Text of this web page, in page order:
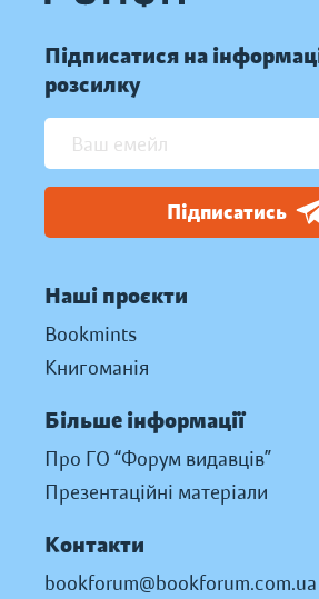
Підписатися на
розсилку
Підписатись
Наші проєкти
Bookmints
Книгоманія
Більше інформації
Про ГО “Форум видавців”
Презентаційні матеріали
Контакти
bookforum@bookforum.com.ua